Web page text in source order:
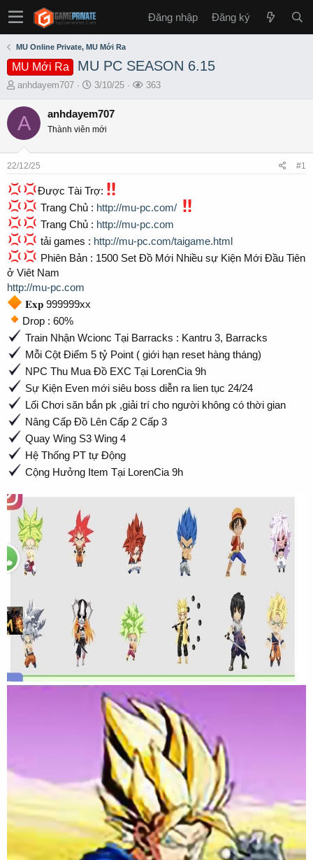
Đăng nhập Đăng ký
MU Online Private, MU Mới Ra
MU Mới Ra MU PC SEASON 6.15
T
r
e
s
a
r
t
e
r
anhdayem707
S
a
t
3/10/25
L
363
A anhdayem707
Thành viên mới
22/12/25 #1
Được Tài Trợ:
Trang Chủ : http://mu-pc.com/
Trang Chủ : http://mu-pc.com
tải games : http://mu-pc.com/taigame.html
Phiên Bản : 1500 Set Đồ Mới Nhiều sự Kiện Mới Đầu Tiên
ở Viêt Nam
http://mu-pc.com
𝐄𝐱𝐩 999999xx
Drop : 60%
Train Nhận Wcionc Tại Barracks : Kantru 3, Barracks
Mỗi Cột Điểm 5 tỷ Point ( giới hạn reset hàng tháng)
NPC Thu Mua Đồ EXC Tại LorenCia 9h
Sự Kiện Even mới siêu boss diễn ra lien tục 24/24
Lối Chơi săn bắn pk ,giải trí cho người không có thời gian
Nâng Cấp Đồ Lên Cấp 2 Cấp 3
Quay Wing S3 Wing 4
Hệ Thống PT tự Động
Cộng Hưởng Item Tại LorenCia 9h